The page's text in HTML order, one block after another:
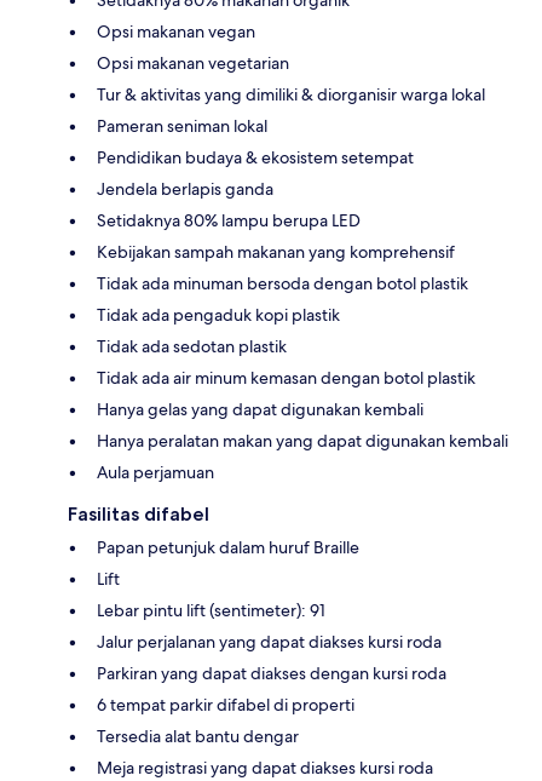
Opsi makanan vegan
Opsi makanan vegetarian
Tur & aktivitas yang dimiliki & diorganisir warga lokal
Pameran seniman lokal
Pendidikan budaya & ekosistem setempat
Jendela berlapis ganda
Setidaknya 80% lampu berupa LED
Kebijakan sampah makanan yang komprehensif
Tidak ada minuman bersoda dengan botol plastik
Tidak ada pengaduk kopi plastik
Tidak ada sedotan plastik
Tidak ada air minum kemasan dengan botol plastik
Hanya gelas yang dapat digunakan kembali
Hanya peralatan makan yang dapat digunakan kembali
Aula perjamuan
Fasilitas difabel
Papan petunjuk dalam huruf Braille
Lift
Lebar pintu lift (sentimeter): 91
Jalur perjalanan yang dapat diakses kursi roda
Parkiran yang dapat diakses dengan kursi roda
6 tempat parkir difabel di properti
Tersedia alat bantu dengar
Meja registrasi yang dapat diakses kursi roda